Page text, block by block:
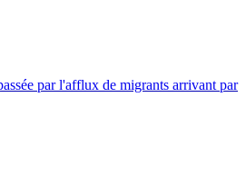
par l'afflux de migrants arrivant par